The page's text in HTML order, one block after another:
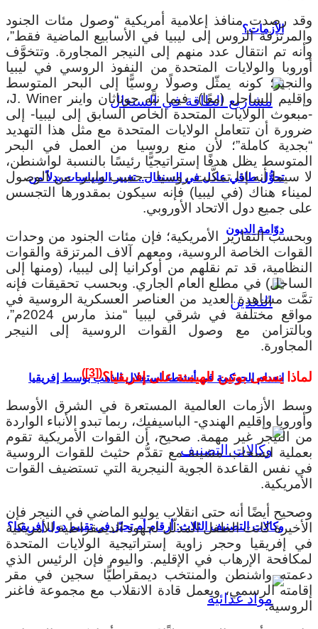
الأزمات؟
تحوُّل طاقي عادل في السنغال.. تغيير السياسات بدلاً من
دوّامة الديون
انعدام الحوكمة في أنشطة استغلال الذهب بوسط إفريقيا
وكالات التصنيف الثلاث: أرقام أم تحيّز في تقييم دول إفريقيا؟
وقد رصدت منافذ إعلامية أمريكية “وصول مئات الجنود
والمرتزقة الروس إلى ليبيا في الأسابيع الماضية فقط”،
وأنه تم انتقال عدد منهم إلى النيجر المجاورة. وتتخوَّف
أوروبا والولايات المتحدة من النفوذ الروسي في ليبيا
والنجير؛ كونه يمثّل وصولًا روسيًّا إلى البحر المتوسط
وإقليم الساحل (معًا)، فيما نبَّه جوناثان واينر J. Winer،
-مبعوث الولايات المتحدة الخاص السابق إلى ليبيا- إلى
ضرورة أن تتعامل الولايات المتحدة مع مثل هذا التهديد
“بجدية كاملة”؛ لأن منع روسيا من العمل في البحر
المتوسط يظل هدفًا إستراتيجيًّا رئيسًا بالنسبة لواشنطن،
لا سيما أنه إذا تمكَّنت روسيا –حسب واينر- من الوصول
لميناء هناك (في ليبيا) فإنه سيكون بمقدورها التجسس
على جميع دول الاتحاد الأوروبي.
وبحسب التقارير الأمريكية؛ فإن مئات الجنود من وحدات
القوات الخاصة الروسية، ومعهم آلاف المرتزقة والقوات
النظامية، قد تم نقلهم من أوكرانيا إلى ليبيا، (ومنها إلى
الساحل) في مطلع العام الجاري. وبحسب تحقيقات فإنه
تمَّت مشاهدة العديد من العناصر العسكرية الروسية في
مواقع مختلفة في شرقي ليبيا “منذ مارس 2024م”،
وبالتزامن مع وصول القوات الروسية إلى النيجر
المجاورة.
لماذا يسعى بوتين للهيمنة على إفريقيا؟(
[3]
)
وسط الأزمات العالمية المستعرة في الشرق الأوسط
وأوروبا وإقليم الهندي- الباسيفيك، ربما تبدو الأنباء الواردة
من النيجر غير مهمة. صحيح، أن القوات الأمريكية تقوم
بعملية انسحاب مشينة مع تقدُّم حثيث للقوات الروسية
في نفس القاعدة الجوية النيجرية التي تستضيف القوات
الأمريكية.
وصحيح أيضًا أنه حتى انقلاب يوليو الماضي في النيجر فإن
الأخيرة كانت الطفل المدلّل لجهود الديمقراطية الأمريكية
في إفريقيا وحجر زاوية إستراتيجية الولايات المتحدة
لمكافحة الإرهاب في الإقليم. واليوم فإن الرئيس الذي
دعمته واشنطن والمنتخب ديمقراطيًّا سجين في مقر
إقامته الرسمي، ويعمل قادة الانقلاب مع مجموعة فاغنر
الروسية.